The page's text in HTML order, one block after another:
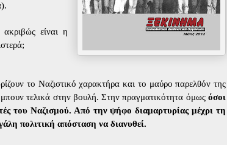
είναι η
το Ναζιστικό χαρακτήρα και το μαύρο παρελθόν της
τελικά στην βουλή. Στην πραγματικότητα όμως όσοι
του Ναζισμού. Από την ψήφο διαμαρτυρίας μέχρι τη
πολιτική απόσταση να διανυθεί.